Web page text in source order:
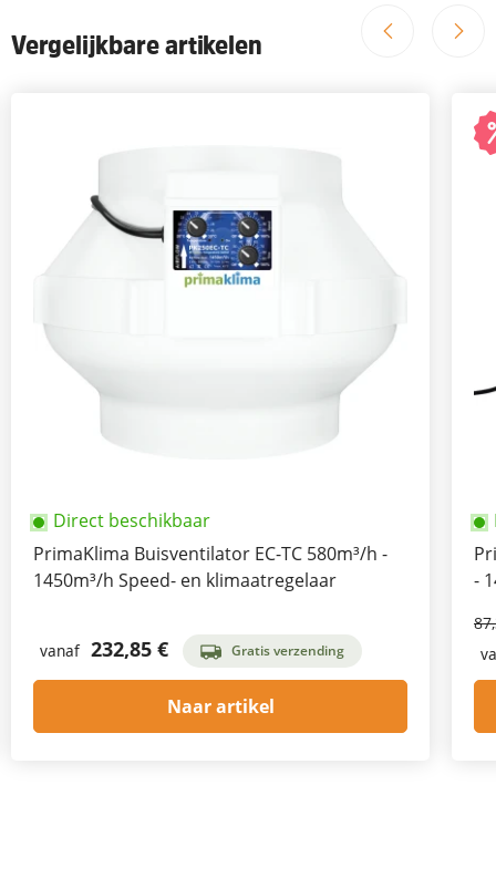
Vergelijkbare artikelen
Direct beschikbaar
PrimaKlima Buisventilator EC-TC 580m³/h -
1450m³/h Speed- en klimaatregelaar
vanaf 232,85 € Gratis verzending
Naar artikel
-